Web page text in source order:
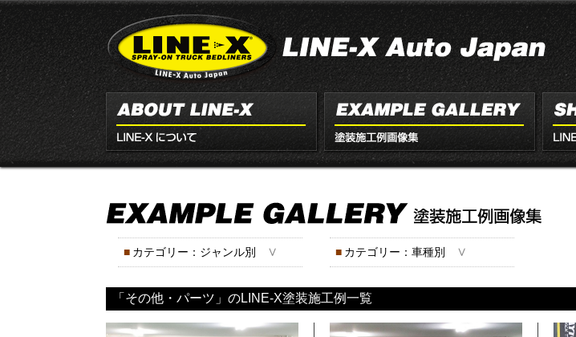
■ カテゴリー：ジャンル別 ∨ ■ カテゴリー：車種別 ∨
「その他・パーツ」のLINE-X塗装施工例一覧